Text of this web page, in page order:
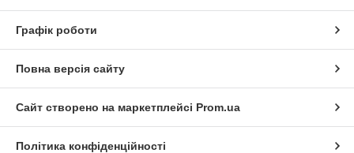
Графік роботи
Повна версія сайту
Сайт створено на маркетплейсі Prom.ua
Політика конфіденційності